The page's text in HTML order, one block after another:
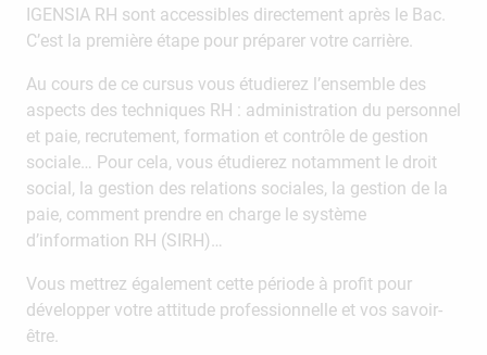
IGENSIA RH sont accessibles directement après le Bac.
C’est la première étape pour préparer votre carrière.
Au cours de ce cursus vous étudierez l’ensemble des
aspects des techniques RH : administration du personnel
et paie, recrutement, formation et contrôle de gestion
sociale… Pour cela, vous étudierez notamment le droit
social, la gestion des relations sociales, la gestion de la
paie, comment prendre en charge le système
d’information RH (SIRH)…
Vous mettrez également cette période à profit pour
développer votre attitude professionnelle et vos savoir-
être.